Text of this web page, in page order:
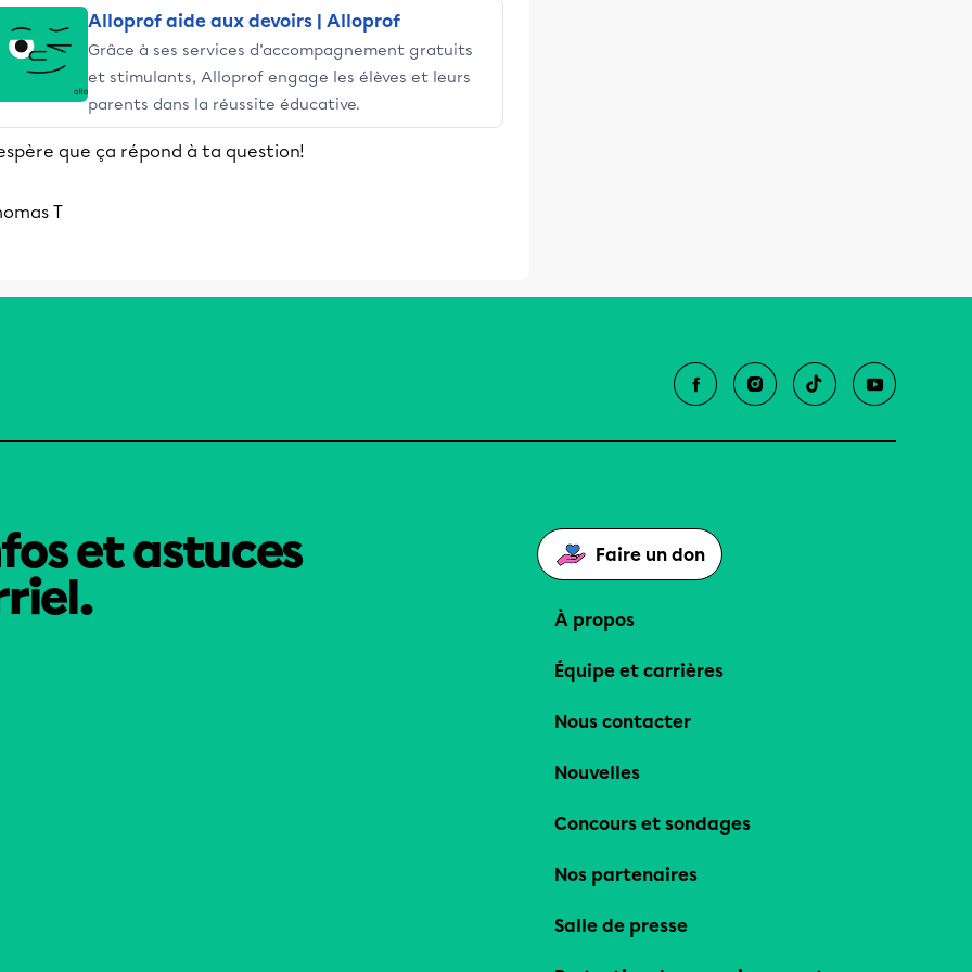
Alloprof aide aux devoirs | Alloprof
Grâce à ses services d’accompagnement gratuits
et stimulants, Alloprof engage les élèves et leurs
parents dans la réussite éducative.
que ça répond à ta question!
T
et astuces
Faire un don
À propos
Équipe et carrières
Nous contacter
Nouvelles
Concours et sondages
Nos partenaires
Salle de presse